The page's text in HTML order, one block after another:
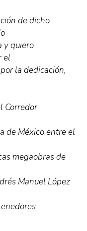
de dicho
y quiero
el
la dedicación,
Corredor
de México entre el
megaobras de
Manuel López